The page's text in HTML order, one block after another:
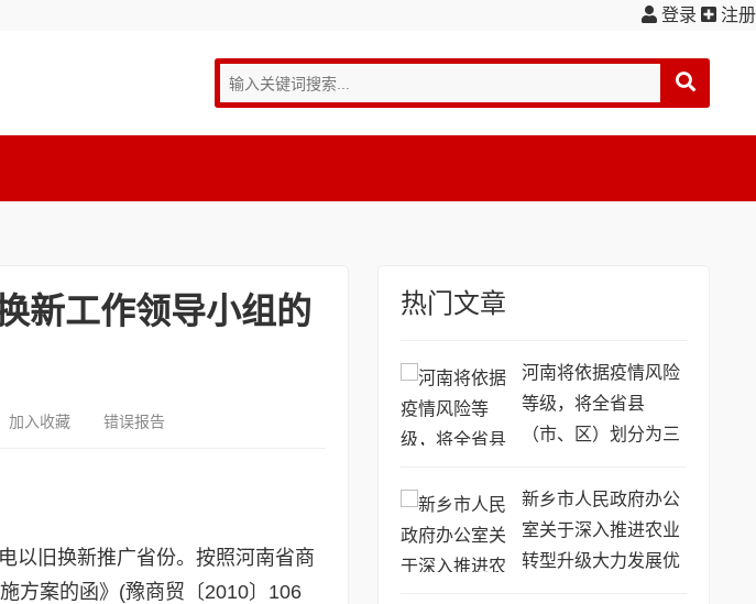
登录 注册
新工作领导小组的
加入收藏 错误报告
旧换新推广省份。按照河南省商
方案的函》(豫商贸〔2010〕106
热门文章
河南将依据疫情风险
等级，将全省县
（市、区）划分为三
新乡市人民政府办公
室关于深入推进农业
转型升级大力发展优